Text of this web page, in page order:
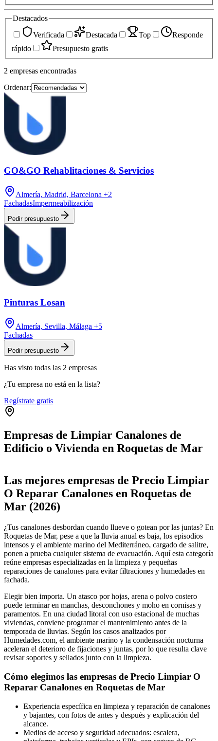
Destacados
Verificada
Destacada Top
Responde
rápido
Presupuesto gratis
2 empresas encontradas
Ordenar:
GO&GO Rehablitaciones & Servicios
Almería, Madrid, Barcelona +2
FachadasImpermeabilización
Pedir presupuesto
Pinturas Losan
Almería, Sevilla, Málaga +5
Fachadas
Pedir presupuesto
Has visto todas las 2 empresas
¿Tu empresa no está en la lista?
Regístrate gratis
Empresas de Limpiar Canalones de
Edificio o Vivienda en Roquetas de Mar
+
−
Las mejores empresas de Precio Limpiar
O Reparar Canalones en Roquetas de
Mar (2026)
¿Tus canalones desbordan cuando llueve o gotean por las juntas? En
Roquetas de Mar, pese a que la lluvia anual es baja, los episodios
intensos y el ambiente marino del Mediterráneo, cargado de salitre,
ponen a prueba cualquier sistema de evacuación. Aquí esta categoría
reúne empresas especializadas en la limpieza y pequeñas
reparaciones de canalones para evitar filtraciones y humedades en
fachada.
Elegir bien importa. Un atasco por hojas, arena o polvo costero
puede terminar en manchas, desconchones y moho en cornisas y
paramentos. En una ciudad litoral con uso estacional de muchas
viviendas, conviene programar el mantenimiento antes de la
temporada de lluvias. Según los casos analizados por
Humedades.com, el ambiente marino y la condensación nocturna
aceleran el deterioro de fijaciones y juntas, por lo que resulta clave
revisar soportes y sellados junto con la limpieza.
Cómo elegimos las empresas de Precio Limpiar O
Reparar Canalones en Roquetas de Mar
Experiencia específica en limpieza y reparación de canalones
y bajantes, con fotos de antes y después y explicación del
alcance.
Medios de acceso y seguridad adecuados: escalera,